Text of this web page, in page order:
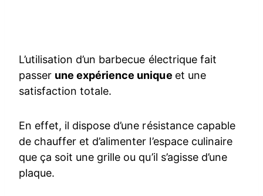
L’utilisation d’un barbecue électrique fait
passer une expérience unique et une
satisfaction totale.
En effet, il dispose d’une résistance capable
de chauffer et d’alimenter l’espace culinaire
que ça soit une grille ou qu’il s’agisse d’une
plaque.